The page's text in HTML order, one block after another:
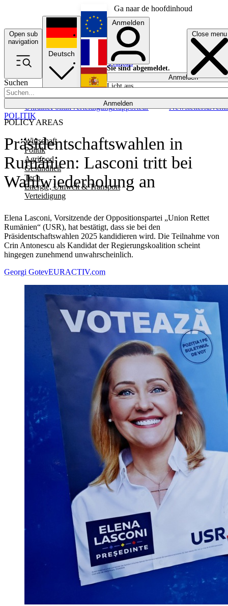
Ga naar de hoofdinhoud
Open sub
navigation
Close menu
Suchen
Anmelden
POLICY AREAS
Wirtschaft
Politik
Agrifood
Gesundheit
Tech
Energie, Umwelt & Transport
Verteidigung
UkrainePolitikVerteidigungRapporteur NewslettersEvents
Deutsch
English
Français
Anmelden
Sie sind abgemeldet.
Anmelden
Licht aus
Präsidentschaftswahlen in
Rumänien: Lasconi tritt bei
Wahlwiederholung an
Elena Lasconi, Vorsitzende der Oppositionspartei „Union Rettet
Rumänien“ (USR), hat bestätigt, dass sie bei den
Präsidentschaftswahlen 2025 kandidieren wird. Die Teilnahme von
Crin Antonescu als Kandidat der Regierungskoalition scheint
hingegen zunehmend unwahrscheinlich.
POLITIK
Georgi GotevEURACTIV.com